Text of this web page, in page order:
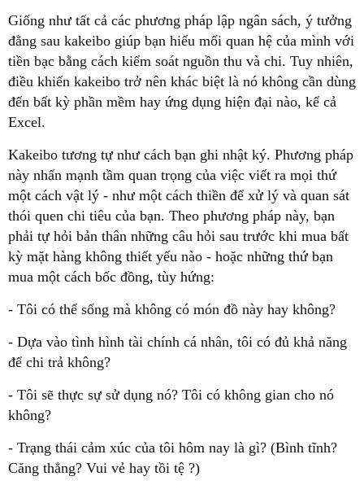
Giống như tất cả các phương pháp lập ngân sách, ý tưởng
đằng sau kakeibo giúp bạn hiểu mối quan hệ của mình với
tiền bạc bằng cách kiểm soát nguồn thu và chi. Tuy nhiên,
điều khiến kakeibo trở nên khác biệt là nó không cần dùng
đến bất kỳ phần mềm hay ứng dụng hiện đại nào, kể cả
Excel.
Kakeibo tương tự như cách bạn ghi nhật ký. Phương pháp
này nhấn mạnh tầm quan trọng của việc viết ra mọi thứ
một cách vật lý - như một cách thiền để xử lý và quan sát
thói quen chi tiêu của bạn. Theo phương pháp này, bạn
phải tự hỏi bản thân những câu hỏi sau trước khi mua bất
kỳ mặt hàng không thiết yếu nào - hoặc những thứ bạn
mua một cách bốc đồng, tùy hứng:
- Tôi có thể sống mà không có món đồ này hay không?
- Dựa vào tình hình tài chính cá nhân, tôi có đủ khả năng
để chi trả không?
- Tôi sẽ thực sự sử dụng nó? Tôi có không gian cho nó
không?
- Trạng thái cảm xúc của tôi hôm nay là gì? (Bình tĩnh?
Căng thẳng? Vui vẻ hay tồi tệ ?)